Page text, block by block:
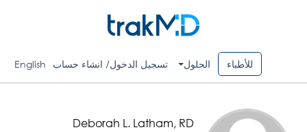
للأطباء الحلول تسجيل الدخول/ انشاء حساب English
Deborah L. Latham, RD